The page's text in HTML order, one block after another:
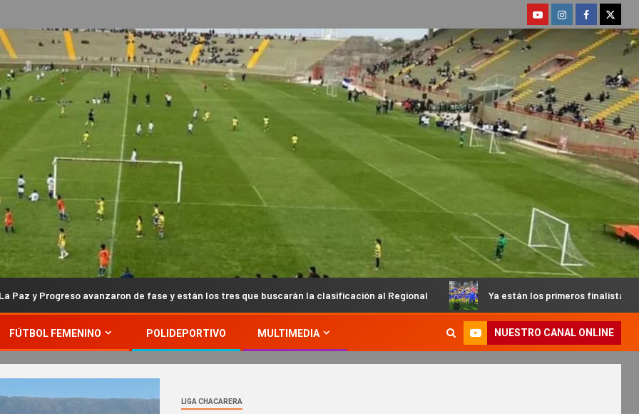
de fase y están los tres que buscarán la clasificación al Regional Ya están los primeros finalistas en el Petit de
FÚTBOL FEMENINO POLIDEPORTIVO MULTIMEDIA NUESTRO CANAL ONLINE
LIGA CHACARERA